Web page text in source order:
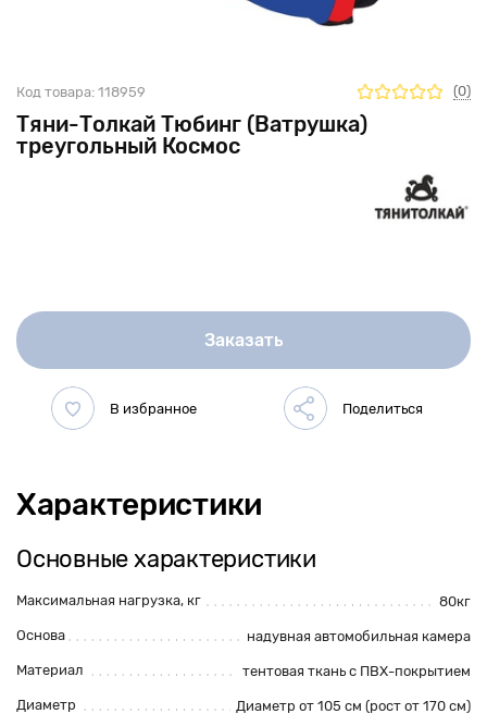
Тяни-Толкай Тюбинг (Ватрушка)
треугольный Космос
Код товара: 118959 (0)
Заказать
Характеристики
Основные характеристики
Максимальная нагрузка, кг 80кг
Основа надувная автомобильная камера
Материал тентовая ткань с ПВХ-покрытием
Диаметр Диаметр от 105 см (рост от 170 см)